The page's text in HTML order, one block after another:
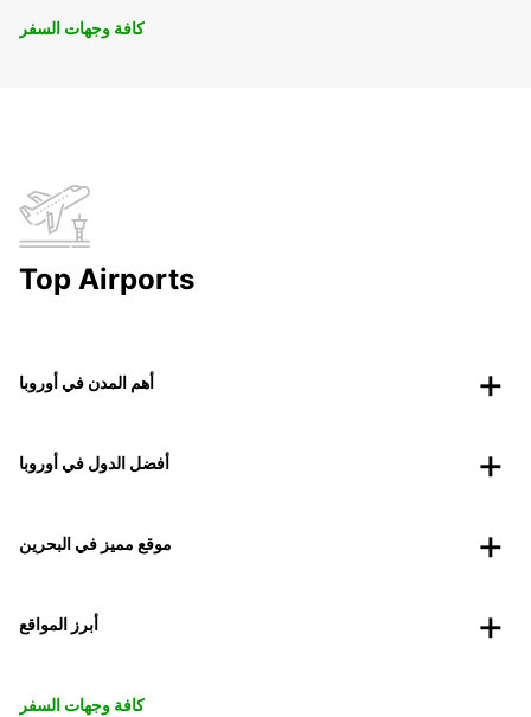
كافة وجهات السفر
Top Airports
أهم المدن في أوروبا
أفضل الدول في أوروبا
موقع مميز في البحرين
أبرز المواقع
كافة وجهات السفر